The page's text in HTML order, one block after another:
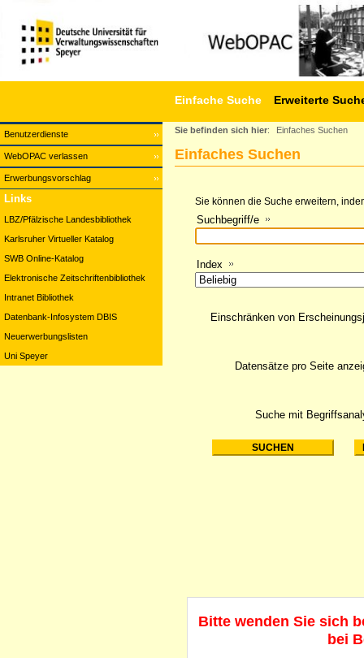
Benutzerdienste
WebOPAC verlassen
Erwerbungsvorschlag
Einfache Suche Erweiterte
Links
LBZ/Pfälzische Landesbibliothek
Karlsruher Virtueller Katalog
SWB Online-Katalog
Elektronische Zeitschriftenbibliothek
Intranet Bibliothek
Datenbank-Infosystem DBIS
Neuerwerbungslisten
Uni Speyer
Sie befinden sich hier: Einfaches Suchen
Einfaches Suchen
Sie können die Suche erweitern,
Suchbegriff/e
Index
Suche mit
Einschränken von
Datensätze pro Seite
Bitte wenden Sie sich
bei